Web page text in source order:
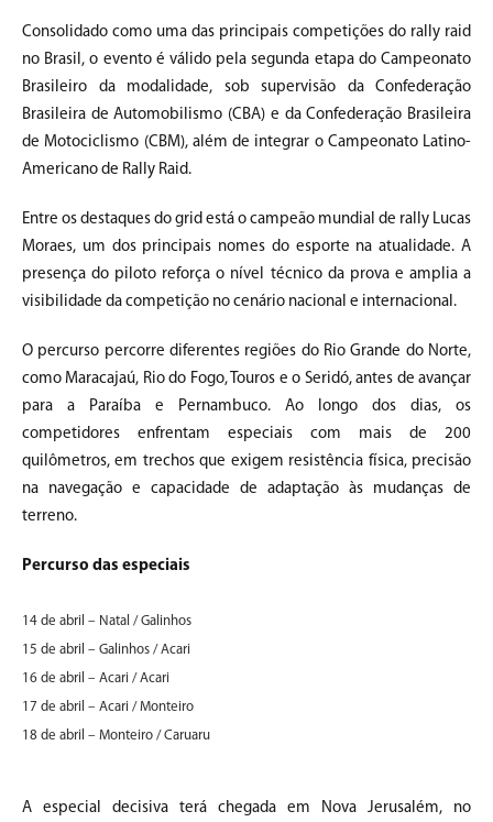
Consolidado como uma das principais competições do rally raid
no Brasil, o evento é válido pela segunda etapa do Campeonato
Brasileiro da modalidade, sob supervisão da Confederação
Brasileira de Automobilismo (CBA) e da Confederação Brasileira
de Motociclismo (CBM), além de integrar o Campeonato Latino-
Americano de Rally Raid.
Entre os destaques do grid está o campeão mundial de rally Lucas
Moraes, um dos principais nomes do esporte na atualidade. A
presença do piloto reforça o nível técnico da prova e amplia a
visibilidade da competição no cenário nacional e internacional.
O percurso percorre diferentes regiões do Rio Grande do Norte,
como Maracajaú, Rio do Fogo, Touros e o Seridó, antes de avançar
para a Paraíba e Pernambuco. Ao longo dos dias, os
competidores enfrentam especiais com mais de 200
quilômetros, em trechos que exigem resistência física, precisão
na navegação e capacidade de adaptação às mudanças de
terreno.
Percurso das especiais
14 de abril – Natal / Galinhos
15 de abril – Galinhos / Acari
16 de abril – Acari / Acari
17 de abril – Acari / Monteiro
18 de abril – Monteiro / Caruaru
A especial decisiva terá chegada em Nova Jerusalém, no